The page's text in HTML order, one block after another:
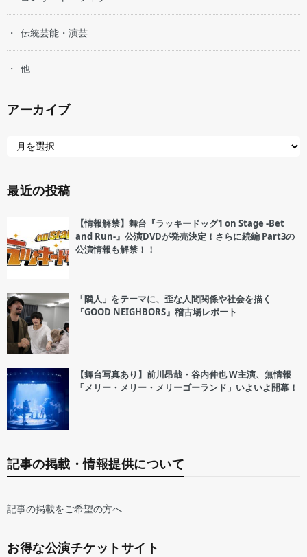
伝統芸能・演芸
他
アーカイブ
最近の投稿
【情報解禁】舞台『ラッキードッグ1 on Stage -Bet
and Run-』公演DVDが発売決定！さらに続編 Part3の
公演情報も解禁！！
「隣人」をテーマに、歪な人間関係や社会を描く
『GOOD NEIGHBORS』稽古場レポート
【舞台写真あり】前川昂哉・谷内伸也 W主演、無情報
「メリー・メリー・メリーゴーランド」いよいよ開幕！
記事の掲載・情報提供について
記事の掲載をご希望の方へ
お得な公演チケットサイト